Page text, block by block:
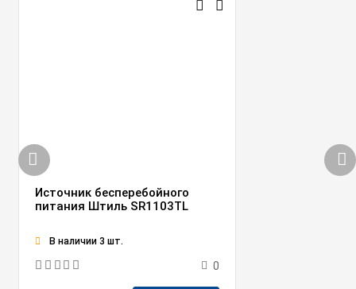
Источник бесперебойного
питания Штиль SR1103TL
В наличии 3 шт.
0